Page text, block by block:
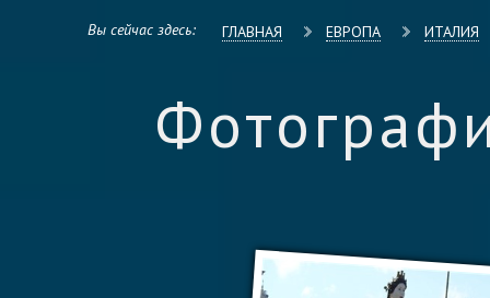
Вы сейчас здесь: ГЛАВНАЯ ЕВРОПА ИТАЛИЯ